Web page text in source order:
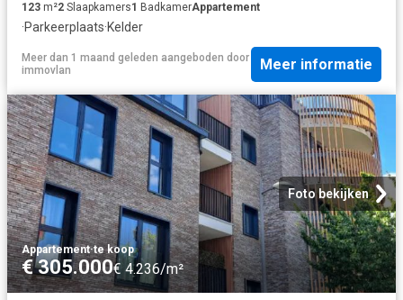
123 m²2 Slaapkamers1 BadkamerAppartement
·Parkeerplaats·Kelder
Meer dan 1 maand geleden aangeboden door
immovlan
Meer informatie
Foto bekijken
Appartement·te koop
€ 305.000€ 4.236/m²